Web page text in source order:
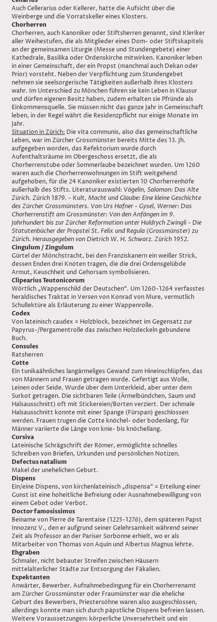
Auch Cellerarius oder Kellerer, hatte die Aufsicht über die
Weinberge und die Vorratskeller eines Klosters.
Chorherren
Chorherren, auch Kanoniker oder Stiftsherren genannt, sind Kleriker
aller Weihestufen, die als Mitglieder eines Dom- oder Stiftskapitels
an der gemeinsamen Liturgie (Messe und Stundengebete) einer
Kathedrale, Basilika oder Ordenskirche mitwirken. Kanoniker leben
in einer Gemeinschaft, der ein Propst (manchmal auch Dekan oder
Prior) vorsteht. Neben der Verpflichtung zum Stundengebet
nehmen sie seelsorgerische Tätigkeiten außerhalb ihres Klosters
wahr. Im Unterschied zu Mönchen führen sie kein Leben in Klausur
und dürfen eigenen Besitz haben, zudem erhalten sie Pfründe als
Einkommensquelle. Sie müssen nicht das ganze Jahr in Gemeinschaft
leben, in der Regel währt die Residenzpflicht nur einige Monate im
Jahr.
Situation in Zürich: Die vita communis, also das gemeinschaftliche
Leben, war im Zürcher Grossmünster bereits Mitte des 13. Jh.
aufgegeben worden, das Refektorium wurde durch
Aufenthaltsräume im Obergeschoss ersetzt, die als
Chorherrenstube oder Sommerlaube bezeichnet wurden. Um 1260
waren auch die Chorherrenwohnungen im Stift weitgehend
aufgehoben, für die 24 Kanoniker existierten 10 Chorherrenhöfe
außerhalb des Stifts. Literaturauswahl: Vögelin, Salomon: Das Alte
Zürich. Zürich 1879. - Kult, Macht und Glaube: Eine kleine Geschichte
des Zürcher Grossmünsters. Von Urs Hafner - Gysel, Werner: Das
Chorherrenstift am Grossmünster: Von den Anfängen im 9.
Jahrhundert bis zur Zürcher Reformation unter Huldrych Zwingli - Die
Statutenbücher der Propstei St. Felix und Regula (Grossmünster) zu
Zürich. Herausgegeben von Dietrich W. H. Schwarz. Zürich 1952.
Cingulum / Zingulum
Gürtel der Mönchstracht, bei den Franziskanern ein weißer Strick,
dessen Enden drei Knoten tragen, die die drei Ordensgelübde
Armut, Keuschheit und Gehorsam symbolisieren.
Clipearius Teutonicorum
Wörtlich „Wappenschild der Deutschen“. Um 1260-1264 verfasstes
heraldisches Traktat in Versen von Konrad von Mure, vermutlich
Schullektüre als Erläuterung zu einer Wappenrolle.
Codex
Von lateinisch caudex = Holzblock, bezeichnet im Gegensatz zur
Papyrus-/Pergamentrolle das zwischen Holzdeckeln gebundene
Buch.
Consules
Ratsherren
Cotte
Ein tunikaähnliches langärmeliges Gewand zum Hineinschlüpfen, das
von Männern und Frauen getragen wurde. Gefertigt aus Wolle,
Leinen oder Seide. Wurde über dem Unterkleid, aber unter dem
Surkot getragen. Die sichtbaren Teile (Ärmelbündchen, Saum und
Halsausschnitt) oft mit Stickereien/Borten verziert. Der schmale
Halsausschnitt konnte mit einer Spange (Fürspan) geschlossen
werden. Frauen trugen die Cotte knöchel- oder bodenlang, für
Männer variierte die Länge von knie- bis knöchellang.
Cursiva
Lateinische Schrägschrift der Römer, ermöglichte schnelles
Schreiben von Briefen, Urkunden und persönlichen Notizen.
Defectus natalium
Makel der unehelichen Geburt.
Dispens
Ein/eine Dispens, von kirchenlateinisch „dispensa“ = Erteilung einer
Gunst ist eine hoheitliche Befreiung oder Ausnahmebewilligung von
einem Gebot oder Verbot.
Doctor famosissimus
Beiname von Pierre de Tarentaise (1225-1276), dem späteren Papst
Innozenz V., den er aufgrund seiner Gelehrsamkeit während seiner
Zeit als Professor an der Pariser Sorbonne erhielt, wo er als
Mitarbeiter von Thomas von Aquin und Albertus Magnus lehrte.
Ehgraben
Schmaler, nicht bebauter Streifen zwischen Häusern
mittelalterlicher Städte zur Entsorgung der Fäkalien.
Expektanten
Anwärter, Bewerber. Aufnahmebedingung für ein Chorherrenamt
am Zürcher Grossmünster oder Fraumünster war die eheliche
Geburt des Bewerbers, Priestersöhne waren also ausgeschlossen,
allerdings konnte man sich durch päpstliche Dispens befreien lassen.
Weitere Voraussetzungen: körperliche Unversehrtheit und ein